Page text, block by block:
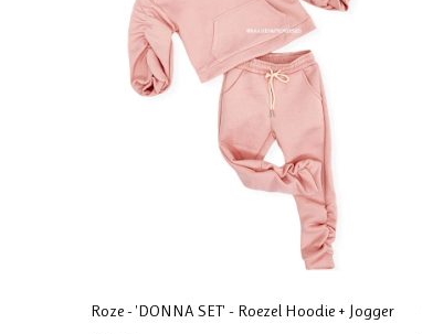
Roze - 'DONNA SET' - Roezel Hoodie + Jogger